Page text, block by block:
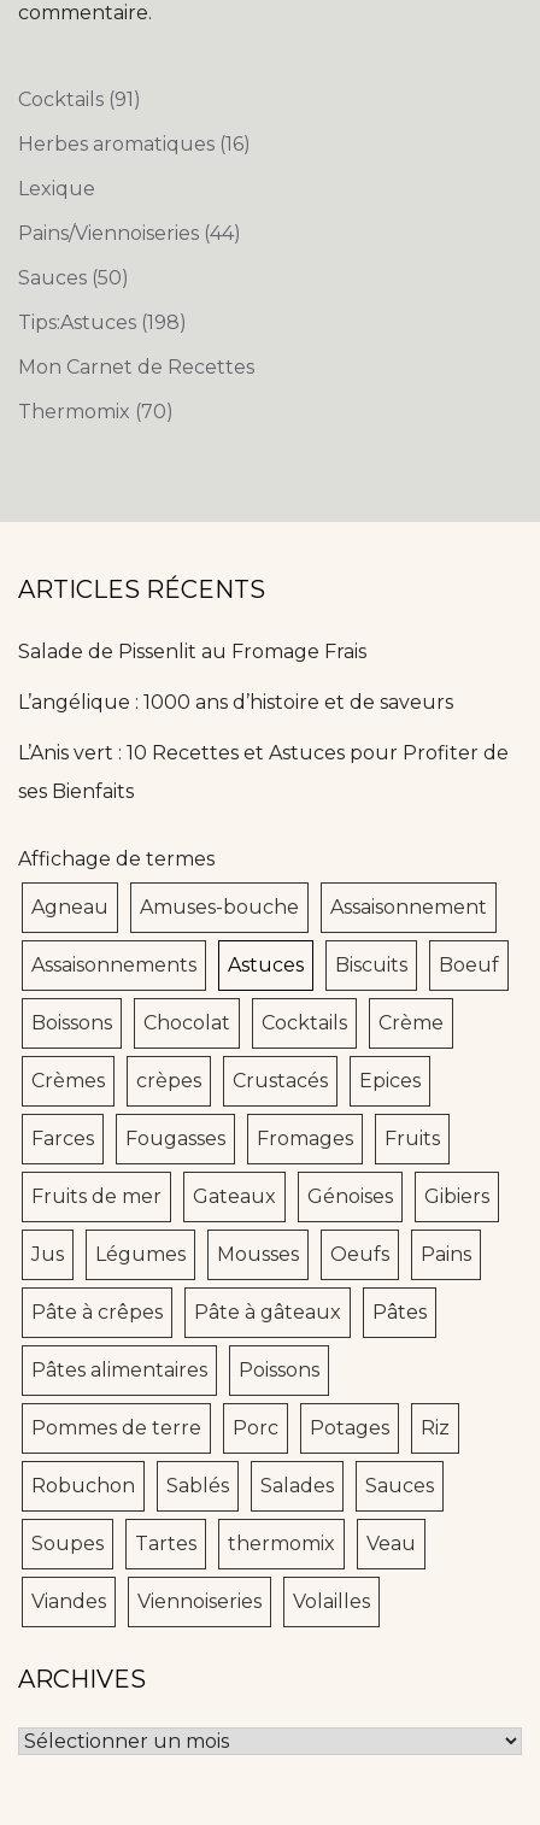
commentaire.
Cocktails (91)
Herbes aromatiques (16)
Lexique
Pains/Viennoiseries (44)
Sauces (50)
Tips:Astuces (198)
Mon Carnet de Recettes
Thermomix (70)
ARTICLES RÉCENTS
Salade de Pissenlit au Fromage Frais
L’angélique : 1000 ans d’histoire et de saveurs
L’Anis vert : 10 Recettes et Astuces pour Profiter de
ses Bienfaits
Affichage de termes
Agneau Amuses-bouche Assaisonnement
Assaisonnements Astuces Biscuits Boeuf
Boissons Chocolat Cocktails Crème
Crèmes crèpes Crustacés Epices
Farces Fougasses Fromages Fruits
Fruits de mer Gateaux Génoises Gibiers
Jus Légumes Mousses Oeufs Pains
Pâte à crêpes Pâte à gâteaux Pâtes
Pâtes alimentaires Poissons
Pommes de terre Porc Potages Riz
Robuchon Sablés Salades Sauces
Soupes Tartes thermomix Veau
Viandes Viennoiseries Volailles
ARCHIVES
Archives